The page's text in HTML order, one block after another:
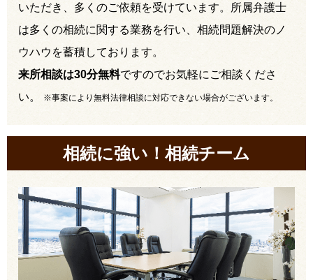
いただき、多くのご依頼を受けています。所属弁護士
は多くの相続に関する業務を行い、相続問題解決のノ
ウハウを蓄積しております。
来所相談は30分無料ですのでお気軽にご相談くださ
い。
※事案により無料法律相談に対応できない場合がございます。
相続に強い！相続チーム